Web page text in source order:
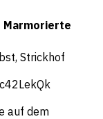
Marmorierte
Strickhof
auf dem